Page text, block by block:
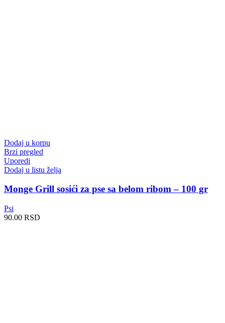
Dodaj u korpu
Brzi pregled
Uporedi
Dodaj u listu želja
Monge Grill sosići za pse sa belom ribom – 100 gr
Psi
90.00 RSD